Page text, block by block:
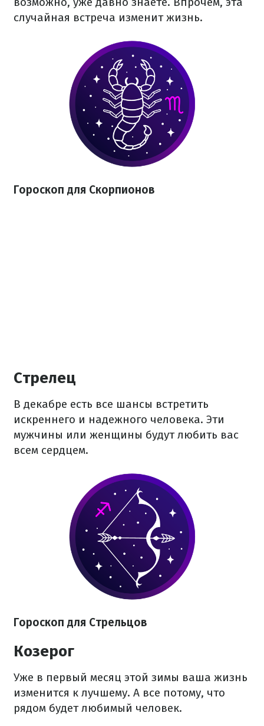
случайная встреча изменит жизнь.
Гороскоп для Скорпионов
Стрелец
В декабре есть все шансы встретить
искреннего и надежного человека. Эти
мужчины или женщины будут любить вас
всем сердцем.
Гороскоп для Стрельцов
Козерог
Уже в первый месяц этой зимы ваша жизнь
изменится к лучшему. А все потому, что
рядом будет любимый человек.